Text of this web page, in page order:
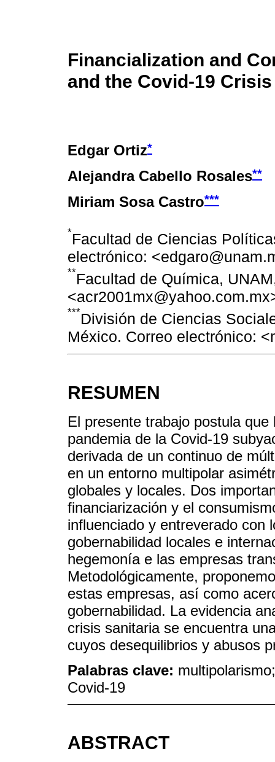
Financialization and
and the Covid-19 Crisis
Edgar Ortiz*
Alejandra Cabello Rosales**
Miriam Sosa Castro***
*Facultad de Ciencias
electrónico:
**Facultad de Química,
***División de Ciencias
México. Correo electrónico:
RESUMEN
El presente trabajo postula
pandemia de la Covid-19
derivada de un continuo de
en un entorno multipolar
globales y locales. Dos
financiarización y el
influenciado y entreverado con
gobernabilidad locales e
hegemonía e las empresas
Metodológicamente,
estas empresas, así como
gobernabilidad. La evidencia
crisis sanitaria se encuentra
cuyos desequilibrios y abusos
Palabras clave:
Covid-19
ABSTRACT